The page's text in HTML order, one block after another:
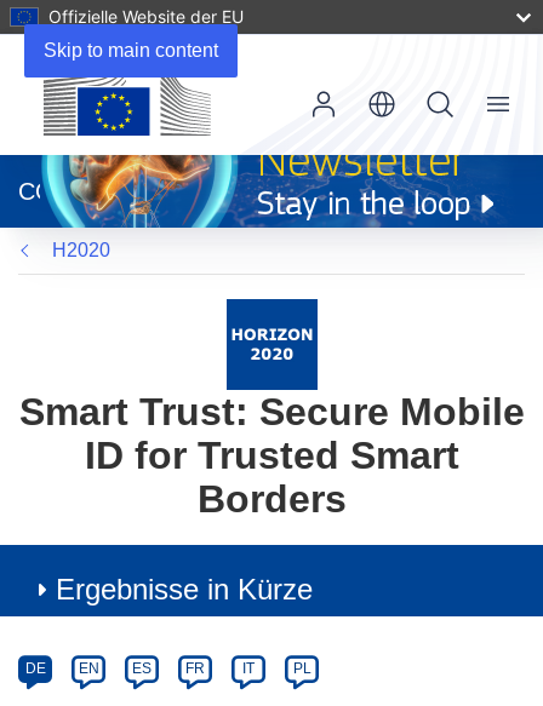
Skip to main content
Offizielle Website der EU
neuem
Fenster)
CORDIS
Menu
H2020
Smart Trust: Secure Mobile
ID for Trusted Smart
Borders
Ergebnisse in Kürze
Category
Article
available
DE EN ES FR IT PL